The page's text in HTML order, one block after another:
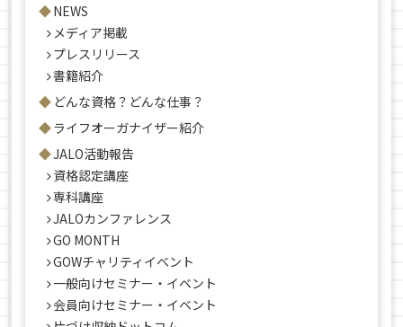
NEWS
メディア掲載
プレスリリース
書籍紹介
どんな資格？どんな仕事？
ライフオーガナイザー紹介
JALO活動報告
資格認定講座
専科講座
JALOカンファレンス
GO MONTH
GOWチャリティイベント
一般向けセミナー・イベント
会員向けセミナー・イベント